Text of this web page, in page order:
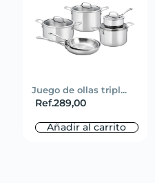
Juego de ollas tripl...
Ref.289,00
Añadir al carrito